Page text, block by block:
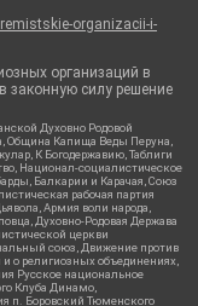
organizacii-i-
организаций в
законную силу решение
Духовно Родовой
Община Капища Веды Перуна,
К Богодержавию, Таблиги
Национал-социалистическое
Балкарии и Карачая, Союз
рабочая партия
Армия воли народа,
Духовно-Родовая Держава
церкви
союз, Движение против
и о религиозных объединениях,
Русское национальное
Клуба Динамо,
п. Боровский Тюменского